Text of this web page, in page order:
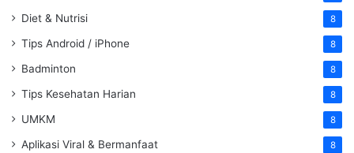
Diet & Nutrisi 8
Tips Android / iPhone 8
Badminton 8
Tips Kesehatan Harian 8
UMKM 8
Aplikasi Viral & Bermanfaat 8